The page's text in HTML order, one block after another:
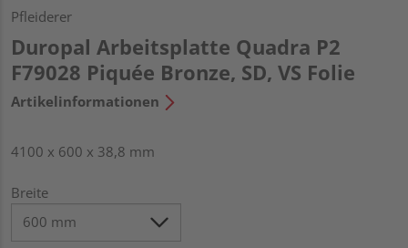
Pfleiderer
Duropal Arbeitsplatte Quadra P2
F79028 Piquée Bronze, SD, VS Folie
Artikelinformationen
4100 x 600 x 38,8 mm
Breite